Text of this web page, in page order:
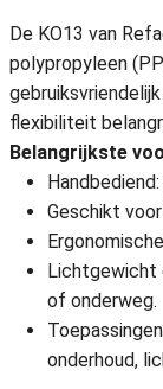
De KO13 van
polypropyleen
flexibiliteit
Belangrijkste
Geschikt
Lichtgewicht
of onderweg.
onderhoud,